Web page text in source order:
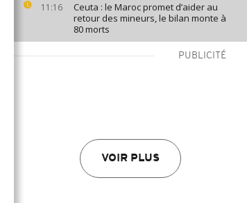
11:16
Ceuta : le Maroc promet d’aider au
retour des mineurs, le bilan monte à
80 morts
PUBLICITÉ
VOIR PLUS